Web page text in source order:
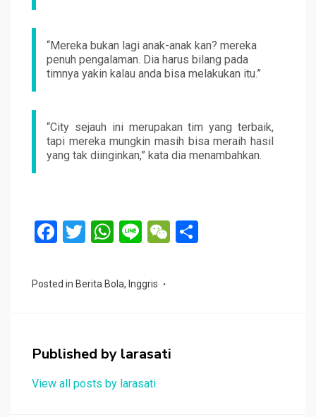
“Mereka bukan lagi anak-anak kan? mereka
penuh pengalaman. Dia harus bilang pada
timnya yakin kalau anda bisa melakukan itu.”
“City sejauh ini merupakan tim yang terbaik,
tapi mereka mungkin masih bisa meraih hasil
yang tak diinginkan,” kata dia menambahkan.
F
ce
o
k
T
tt
W
at
p
p
Li
e
W
Posted in Berita Bola, Inggris
Published by larasati
View all posts by larasati